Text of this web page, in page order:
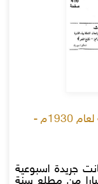
الجريدة الرسمية العاصمة الدمشقية لعام 1930م -
جريدة اسبوعية